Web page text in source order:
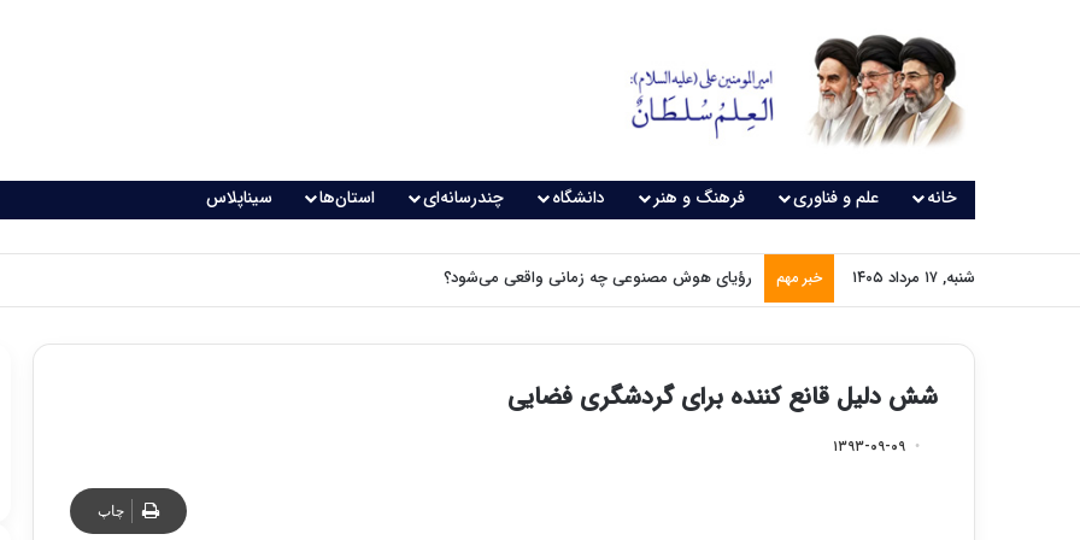
خانه علم و فناوری فرهنگ و هنر دانشگاه چندرسانه‌ای استان‌ها سیناپلاس
شنبه, ۱۷ مرداد ۱۴۰۵ خبر مهم رؤیای هوش مصنوعی چه زمانی واقعی می‌شود؟
شش دلیل قانع کننده برای گردشگری فضایی
۱۳۹۳-۰۹-۰۹
چاپ